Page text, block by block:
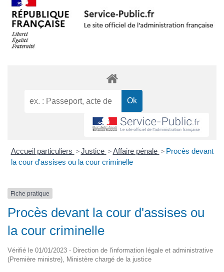
Accueil particuliers > Justice > Affaire pénale > Procès devant
la cour d'assises ou la cour criminelle
Fiche pratique
Procès devant la cour d'assises ou
la cour criminelle
Vérifié le 01/01/2023 - Direction de l'information légale et administrative
(Première ministre), Ministère chargé de la justice